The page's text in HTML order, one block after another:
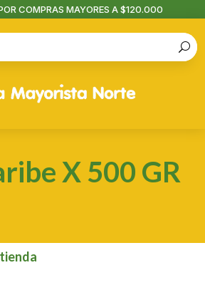
COMPRAS MAYORES A $120.000
X 500 GR